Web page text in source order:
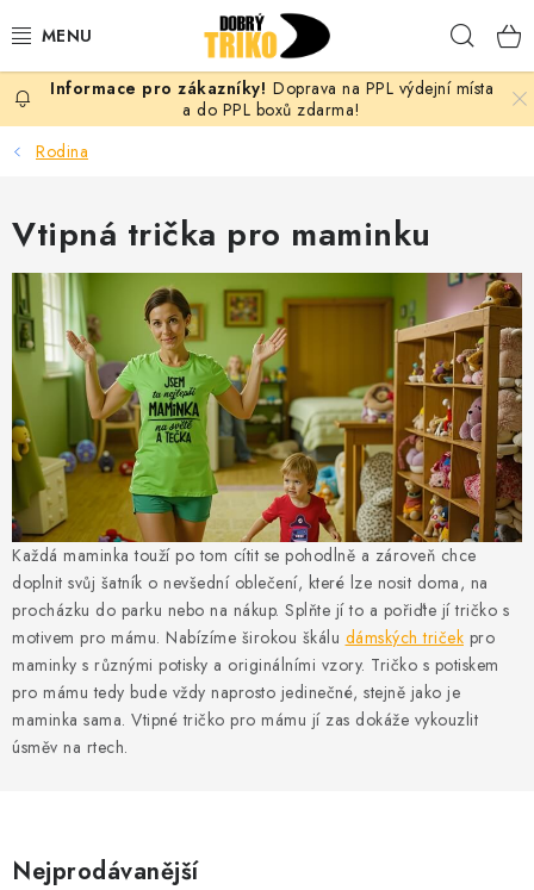
na
PRO ŽENY
PRO MUŽE
PRO DĚTI
DOPLŇKY
PRO PÁRY
VLASTNÍ MOTIV
TRIČKA
MIKINY
OKAMŽITĚ K ODBĚRU
B2B
MÁM SRDCE POMÁHÁM
Doprava na PPL výdejní místa
a do PPL boxů zdarma!
Rodina
Vtipná trička pro maminku
Každá maminka touží po tom cítit se pohodlně a zároveň chce
doplnit svůj šatník o nevšední oblečení, které lze nosit doma, na
procházku do parku nebo na nákup. Splňte jí to a pořiďte jí tričko s
motivem pro mámu. Nabízíme širokou škálu dámských triček pro
maminky s různými potisky a originálními vzory. Tričko s potiskem
pro mámu tedy bude vždy naprosto jedinečné, stejně jako je
maminka sama. Vtipné tričko pro mámu jí zas dokáže vykouzlit
úsměv na rtech.
Nejprodávanější